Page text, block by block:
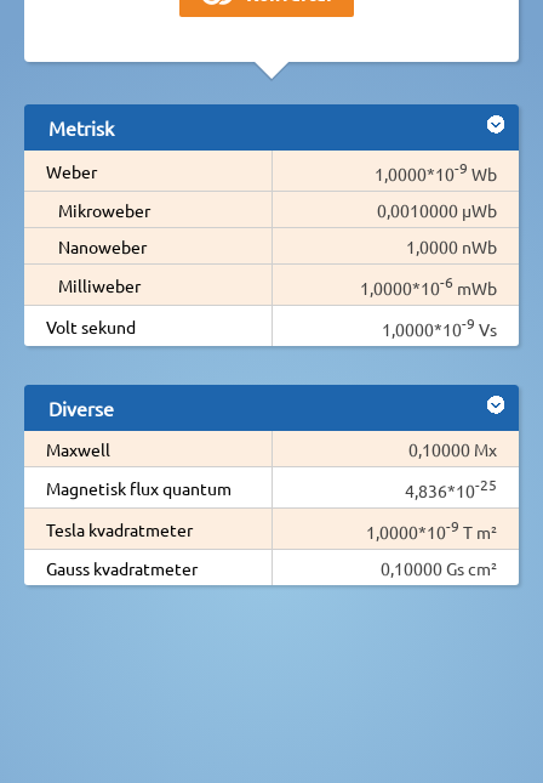
Metrisk
Weber 1,0000*10-9 Wb
Mikroweber
0,0010000 µWb
Nanoweber
1,0000 nWb
Milliweber
1,0000*10-6 mWb
Volt sekund
1,0000*10-9 Vs
Diverse
Maxwell
0,10000 Mx
Magnetisk flux quantum
4,836*10-25
Tesla kvadratmeter 1,0000*10-9 T m²
Gauss kvadratmeter
0,10000 Gs cm²